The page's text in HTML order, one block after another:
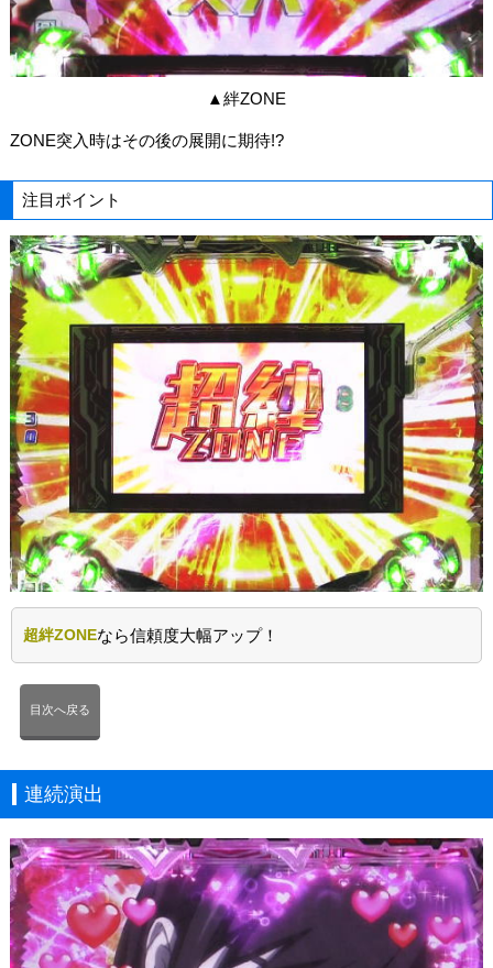
▲絆ZONE
ZONE突入時はその後の展開に期待!?
注目ポイント
超絆ZONEなら信頼度大幅アップ！
目次へ戻る
連続演出